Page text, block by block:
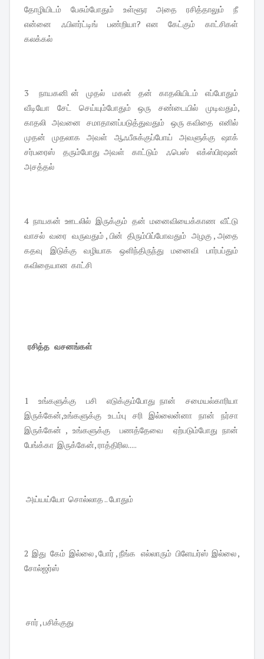
தோழியிடம் பேசும்போதும் உள்ளூர அதை ரசித்தாலும் நீ
என்னை ஃபிளர்ட்டிங் பண்றியா? என கேட்கும் காட்சிகள்
கலக்கல்
3 நாயகனி ன் முதல் மகன் தன் காதலியிடம் எப்போதும்
வீடியோ சேட் செய்யும்போதும் ஒரு சண்டையில் முடிவதும்,
காதலி அவனை சமாதானப்படுத்துவதும் ஒரு கவிதை எனில்
முதன் முதலாக அவள் ஆஃபீசுக்குப்போய் அவளுக்கு ஷாக்
சர்பரைஸ் தரும்போது அவள் காட்டும் ஃபெஸ் எக்ஸ்பிரஷன்
அசத்தல்
4 நாயகன் ஊடலில் இருக்கும் தன் மனைவியைக்காண வீட்டு
வாசல் வரை வருவதும் , பின் திரும்பிப்போவதும் அழகு , அதை
கதவு இடுக்கு வழியாக ஒளிந்திருந்து மனைவி பார்பப்தும்
கவிதையான காட்சி
ரசித்த வசனங்கள்
1 உங்களுக்கு பசி எடுக்கும்போது நான் சமையல்காரியா
இருக்கேன்,உங்களுக்கு உடம்பு சரி இல்லைன்னா நான் நர்சா
இருக்கேன் , உங்களுக்கு பணத்தேவை ஏற்படும்போது நான்
பேங்க்கா இருக்கேன், ராத்திரில.....
அய்யய்யோ சொல்லாத .. போதும்
2 இது கேம் இல்லை , போர் , நீங்க எல்லாரும் பிளேயர்ஸ் இல்லை ,
சோல்ஜர்ஸ்
சார் , பசிக்குது